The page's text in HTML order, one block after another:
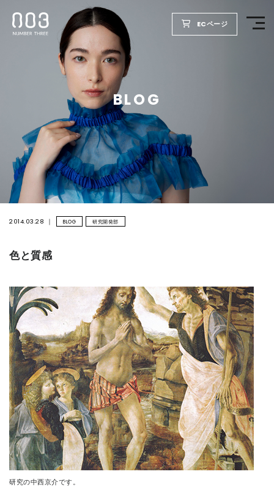
ECページ
BLOG
2014.03.28 BLOG 研究開発部
色と質感
研究の中西京介です。
TOP
PRODUCTS
WELLBEING REPORT
FOR SALON
COMPANY
CONTACT